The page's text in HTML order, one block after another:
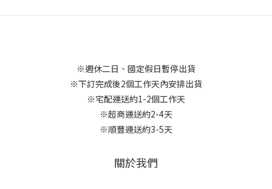
※週休二日、國定假日暫停出貨
※下訂完成後2個工作天內安排出貨
※宅配運送約1-2個工作天
※超商運送約2-4天
※順豐運送約3-5天
關於我們